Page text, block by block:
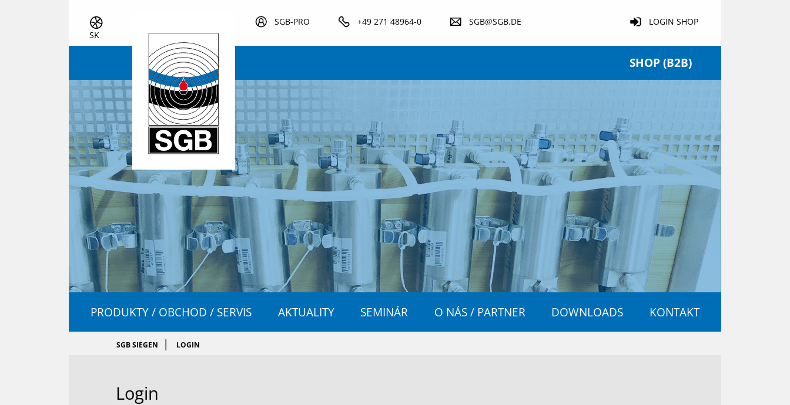
SK
SGB-PRO +49 271 48964-0 SGB@SGB.DE LOGIN SHOP
SHOP (B2B)
PRODUKTY / OBCHOD / SERVIS AKTUALITY SEMINÁR O NÁS / PARTNER DOWNLOADS KONTAKT
SGB SIEGEN LOGIN
Lo­gin